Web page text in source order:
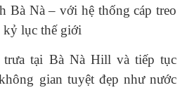
Bà Nà – với hệ thống cáp treo
kỷ lục thế giới
tại Bà Nà Hill và tiếp tục
gian tuyệt đẹp như nước